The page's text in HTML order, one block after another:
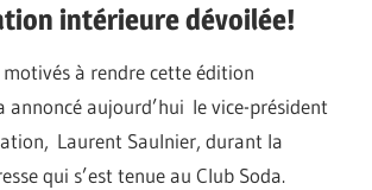
intérieure dévoilée!
à rendre cette édition
annoncé aujourd’hui le vice-président
Laurent Saulnier, durant la
qui s’est tenue au Club Soda.